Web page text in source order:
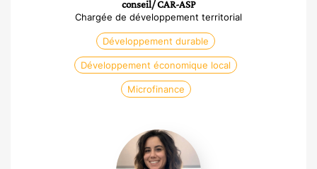
conseil/ CAR-ASP
Chargée de développement territorial
Développement durable
Développement économique local
Microfinance
Alya
Trabelsi